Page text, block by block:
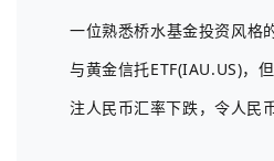
一位熟悉桥水基金投资风格
与黄金信托ETF(IAU.US)，
注人民币汇率下跌，令人民